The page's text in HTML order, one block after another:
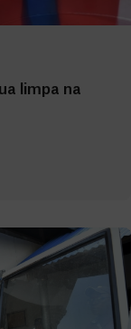
limpa na